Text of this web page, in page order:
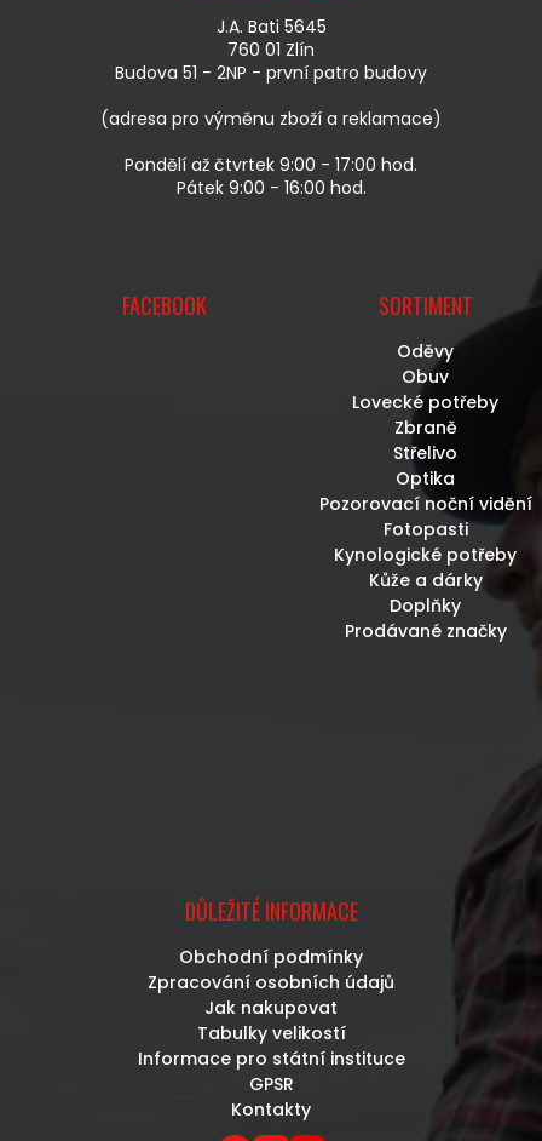
J.A. Bati 5645
760 01 Zlín
Budova 51 - 2NP - první patro budovy
(adresa pro výměnu zboží a reklamace)
Pondělí až čtvrtek 9:00 - 17:00 hod.
Pátek 9:00 - 16:00 hod.
FACEBOOK SORTIMENT
Oděvy
Obuv
Lovecké potřeby
Zbraně
Střelivo
Optika
Pozorovací noční vidění
Fotopasti
Kynologické potřeby
Kůže a dárky
Doplňky
Prodávané značky
DŮLEŽITÉ INFORMACE
Obchodní podmínky
Zpracování osobních údajů
Jak nakupovat
Tabulky velikostí
Informace pro státní instituce
GPSR
Kontakty